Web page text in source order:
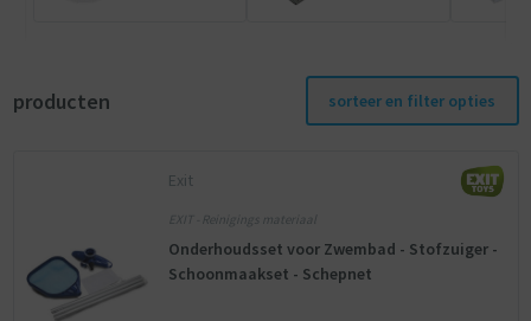
producten sorteer en filter opties
Exit
EXIT - Reinigings materiaal
Onderhoudsset voor Zwembad - Stofzuiger -
Schoonmaakset - Schepnet